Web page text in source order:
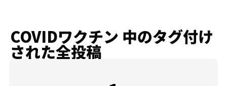
COVIDワクチン 中のタグ付け
された全投稿